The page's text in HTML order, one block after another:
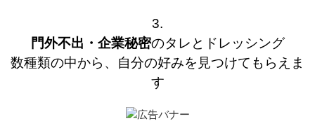
3.
門外不出・企業秘密のタレとドレッシング
数種類の中から、自分の好みを見つけてもらえま
す